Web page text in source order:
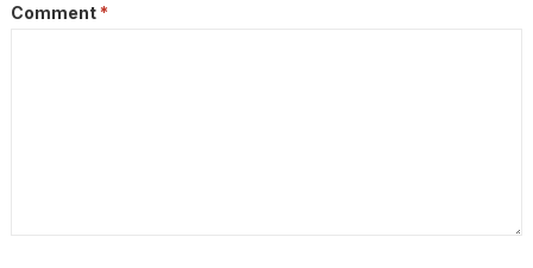
Comment *